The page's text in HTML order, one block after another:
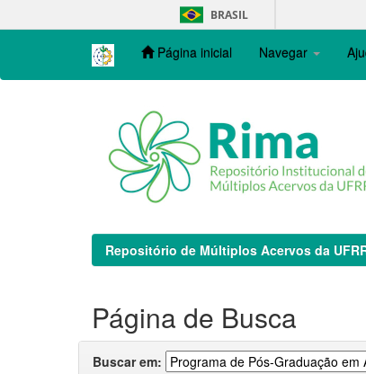
navigation
BRASIL
Página inicial Navegar
Repositório de Múltiplos Acervos da
Página de Busca
Buscar em: